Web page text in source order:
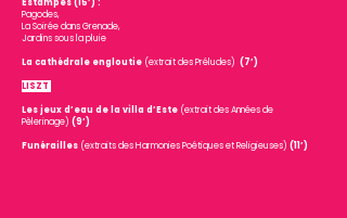
Estampes (15’) :
Pagodes,
La Soirée dans Grenade,
Jardins sous la pluie
La cathédrale engloutie (extrait des Préludes) (7’)
LISZT
Les jeux d’eau de la villa d’Este (extrait des Années de
Pèlerinage) (9’)
Funérailles (extraits des Harmonies Poétiques et Religieuses) (11’)